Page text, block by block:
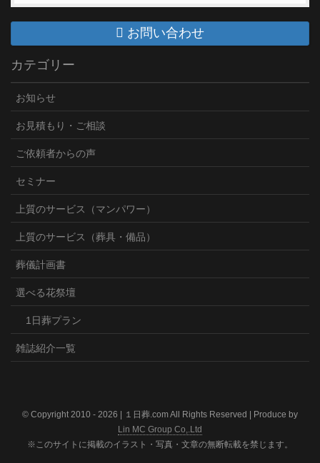
お問い合わせ
カテゴリー
お知らせ
お見積もり・ご相談
ご依頼者からの声
セミナー
上質のサービス（マンパワー）
上質のサービス（葬具・備品）
葬儀計画書
選べる花祭壇
1日葬プラン
雑誌紹介一覧
© Copyright 2010 - 2026 | １日葬.com All Rights Reserved | Produce by
Lin MC Group Co,.Ltd
※このサイトに掲載のイラスト・写真・文章の無断転載を禁じます。